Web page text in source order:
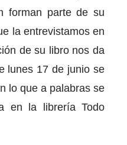
forman parte de su
la entrevistamos en
de su libro nos da
lunes 17 de junio se
lo que a palabras se
en la librería Todo